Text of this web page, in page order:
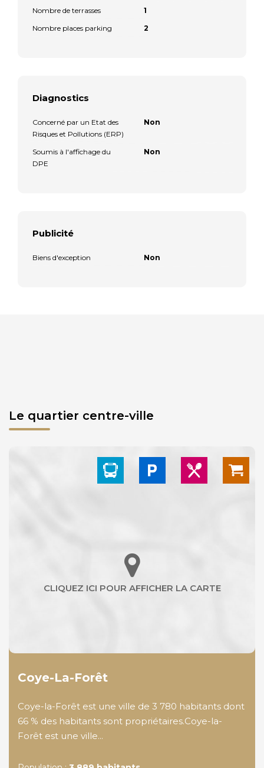
Nombre de terrasses
1
Nombre places parking
2
Diagnostics
Concerné par un Etat des
Risques et Pollutions (ERP)
Non
Soumis à l'affichage du
DPE
Non
Publicité
Biens d'exception Non
Le quartier centre-ville
Coye-La-Forêt
Coye-la-Forêt est une ville de 3 780 habitants dont
66 % des habitants sont propriétaires.Coye-la-
Forêt est une ville...